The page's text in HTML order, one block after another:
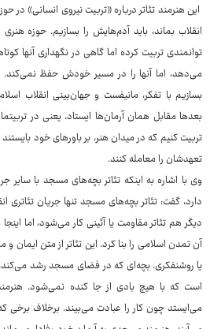
این هنرمند تئاتر درباره «تربیت نیروی انسانی» در
انقلاب بماند، باید آدم‌هایش را بسازیم. حوزه
توانمندی تربیت کرده اما گاهی در نگهداری آنها
می‌دهد، اما آنها را در مسیر خودش حفظ
بسازیم با تفکر، مانیفست و جهان‌بینی انقلاب
بعدها مقابل همان آرمان‌ها ایستاد، یعنی در
تربیت کنیم که در میدان هنر، بر باورهای خود
تعهدشان را معامله کنند.
وی با اشاره به اینکه تئاتر بچه‌های مسجد با سایر
دارد، گفت: تئاتر بچه‌های مسجد تنها جریان
دیگر هم تئاتر مقاومت یا آئینی کار می‌شود، اما
آن تمدن اسلامی را بنا کرد. این تئاتر از متن ایمان
یا روشنفکری. بچه‌ای که در فضای مسجد رشد
است که با هیچ بادی از جا کنده نمی‌شود.
می‌ایستد چون کار را عبادت می‌بیند. برخلاف برخی